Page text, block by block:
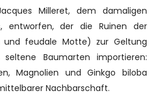
Milleret, dem damaligen
entworfen, der die Ruinen der
und feudale Motte) zur Geltung
Baumarten importieren:
Magnolien und Ginkgo biloba
Nachbarschaft.